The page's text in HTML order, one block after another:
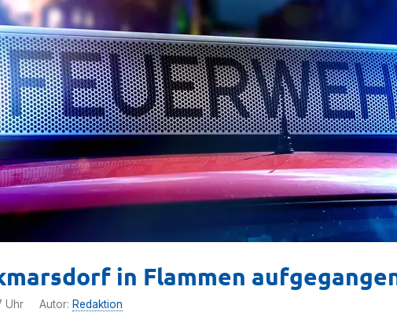
in Flammen
Uhr Autor: Redaktion